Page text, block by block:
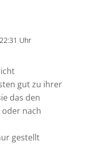
Uhr
gut zu ihrer
das den
nach
gestellt